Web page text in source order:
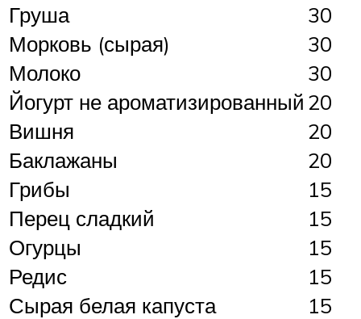
Груша
30
Морковь (сырая)
30
Молоко
30
Йогурт не ароматизированный 20
Вишня
20
Баклажаны
20
Грибы
15
Перец сладкий
15
Огурцы
15
Редис
15
Сырая белая капуста
15